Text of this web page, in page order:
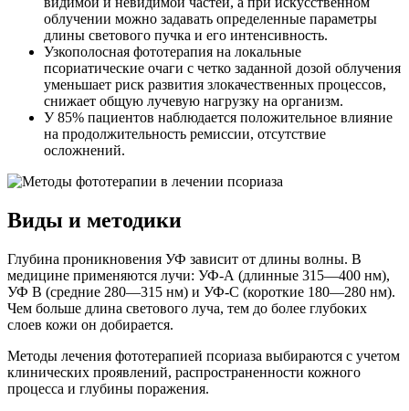
облучении можно задавать определенные параметры
длины светового пучка и его интенсивность.
Узкополосная фототерапия на локальные
псориатические очаги с четко заданной дозой облучения
уменьшает риск развития злокачественных процессов,
снижает общую лучевую нагрузку на организм.
У 85% пациентов наблюдается положительное влияние
на продолжительность ремиссии, отсутствие
осложнений.
Виды и методики
Глубина проникновения УФ зависит от длины волны. В
медицине применяются лучи: УФ-А (длинные 315—400 нм),
УФ В (средние 280—315 нм) и УФ-С (короткие 180—280 нм).
Чем больше длина светового луча, тем до более глубоких
слоев кожи он добирается.
Методы лечения фототерапией псориаза выбираются с учетом
клинических проявлений, распространенности кожного
процесса и глубины поражения.